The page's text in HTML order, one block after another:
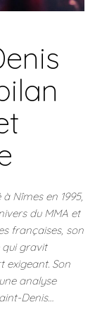
Nîmes en 1995,
du MMA et
françaises, son
qui gravit
exigeant. Son
analyse
Denis…